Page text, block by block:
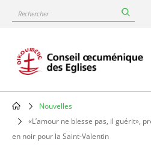
content
Rechercher
Main
navigation
Breadcrumb
Nouvelles
«L’amour ne blesse pas, il guérit»,
en noir pour la Saint-Valentin